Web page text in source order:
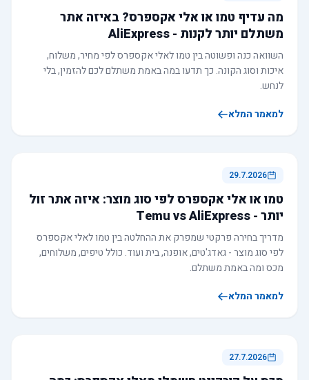
מה עדיף טמו או אלי אקספרס? באיזה אתר
משתלם יותר לקנות - AliExpress
השוואה כנה ופשוטה בין טמו לאלי אקספרס לפי מחיר, משלוח,
איכות וסוג הקונה. כך תדעו במה באמת משתלם לכם להזמין, בלי
לנחש.
למאמר המלא
29.7.2026
טמו או אלי אקספרס לפי סוג מוצר: איזה אתר זול
יותר - Temu vs AliExpress
מדריך בחירה פרקטי שמפרק את ההחלטה בין טמו לאלי אקספרס
לפי סוג מוצר - גאדג'טים, אופנה, בית ועוד. כולל טיפים, משלוחים,
מכס ומה באמת משתלם.
למאמר המלא
27.7.2026